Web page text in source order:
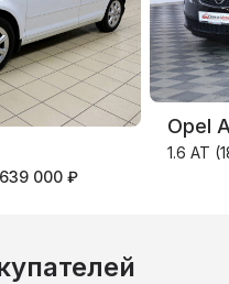
639 000 ₽
Opel
1.6 AT
%